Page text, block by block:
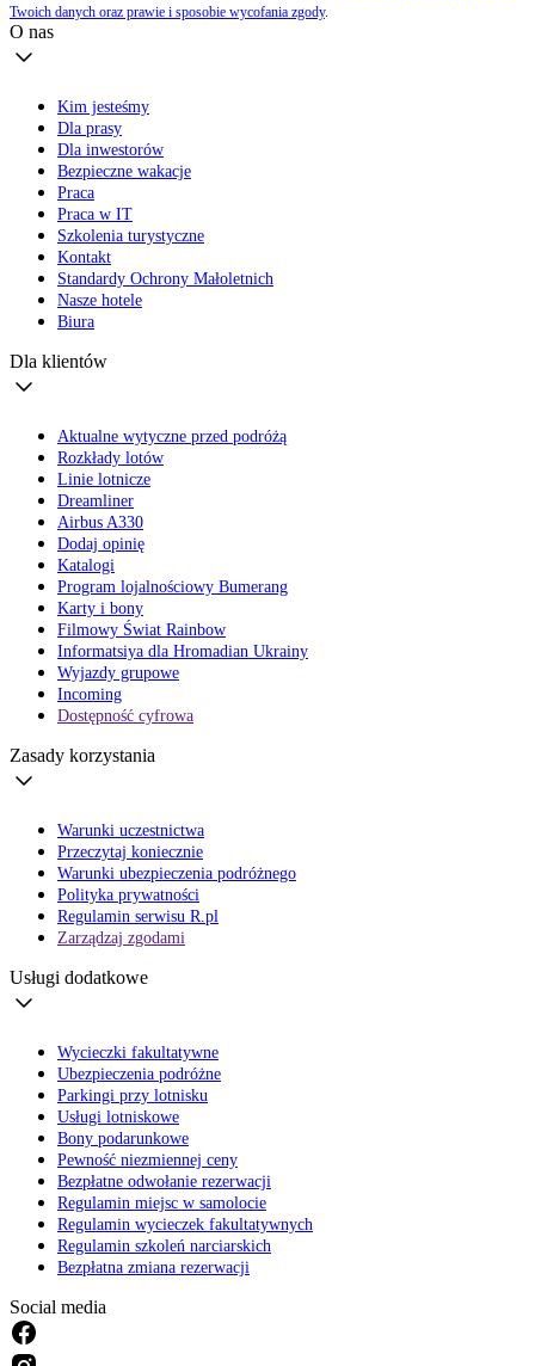
Twoich danych oraz prawie i sposobie wycofania zgody.
O nas
Kim jesteśmy
Dla prasy
Dla inwestorów
Bezpieczne wakacje
Praca
Praca w IT
Szkolenia turystyczne
Kontakt
Standardy Ochrony Małoletnich
Nasze hotele
Biura
Dla klientów
Aktualne wytyczne przed podróżą
Rozkłady lotów
Linie lotnicze
Dreamliner
Airbus A330
Dodaj opinię
Katalogi
Program lojalnościowy Bumerang
Karty i bony
Filmowy Świat Rainbow
Informatsiya dla Hromadian Ukrainy
Wyjazdy grupowe
Incoming
Dostępność cyfrowa
Zasady korzystania
Warunki uczestnictwa
Przeczytaj koniecznie
Warunki ubezpieczenia podróżnego
Polityka prywatności
Regulamin serwisu R.pl
Zarządzaj zgodami
Usługi dodatkowe
Wycieczki fakultatywne
Ubezpieczenia podróżne
Parkingi przy lotnisku
Usługi lotniskowe
Bony podarunkowe
Pewność niezmiennej ceny
Bezpłatne odwołanie rezerwacji
Regulamin miejsc w samolocie
Regulamin wycieczek fakultatywnych
Regulamin szkoleń narciarskich
Bezpłatna zmiana rezerwacji
Social media